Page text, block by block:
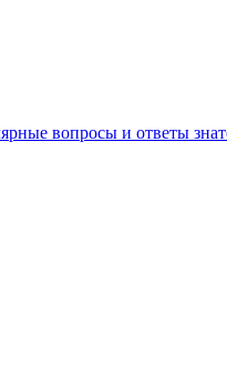
вопросы и ответы